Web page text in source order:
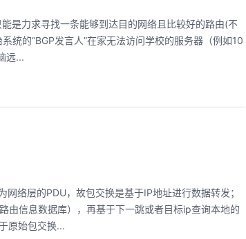
是力求寻找一条能够到达目的网络且比较好的路由(不
统的“BGP发言人”在家无法访问学校的服务器（例如10
远...
络层的PDU，故包交换是基于IP地址进行数据转发；
由信息数据库），再基于下一跳或者目标ip查询本地的
原始包交换...